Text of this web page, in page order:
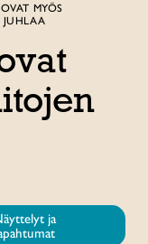
MYÖS
JUHLAA
ja